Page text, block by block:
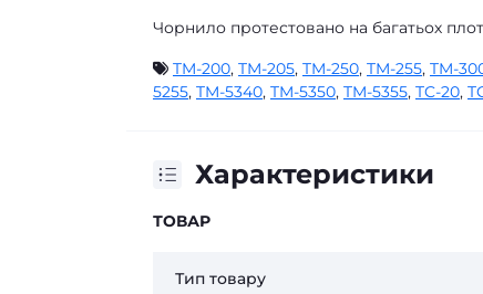
Чорнило протестовано на багатьох
TM-200, TM-205, TM-250, TM-255, TM-
5255, TM-5340, TM-5350, TM-5355, TC-20,
Характеристики
ТОВАР
Тип товару